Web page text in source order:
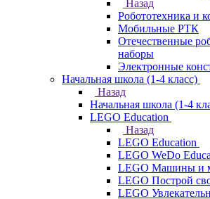
Назад
Робототехника и
Мобильные РТК
Отечественные
наборы
Электронные
Начальная школа (1-4 класс)
Назад
Начальная школа (1-4
LEGO Education
Назад
LEGO Education
LEGO WeDo
LEGO Машины и
LEGO Построй
LEGO